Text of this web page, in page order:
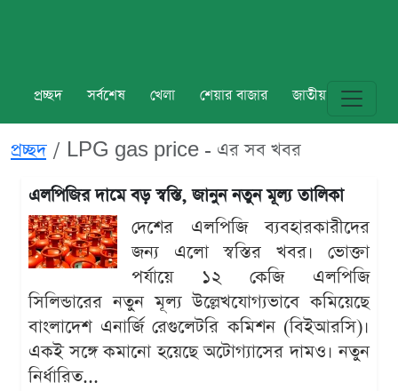
প্রচ্ছদ সর্বশেষ খেলা শেয়ার বাজার জাতীয় বিশ্ব
প্রচ্ছদ LPG gas price - এর সব খবর
এলপিজির দামে বড় স্বস্তি, জানুন নতুন মূল্য তালিকা
দেশের এলপিজি ব্যবহারকারীদের
জন্য এলো স্বস্তির খবর। ভোক্তা
পর্যায়ে ১২ কেজি এলপিজি
সিলিন্ডারের নতুন মূল্য উল্লেখযোগ্যভাবে কমিয়েছে
বাংলাদেশ এনার্জি রেগুলেটরি কমিশন (বিইআরসি)।
একই সঙ্গে কমানো হয়েছে অটোগ্যাসের দামও। নতুন
নির্ধারিত...